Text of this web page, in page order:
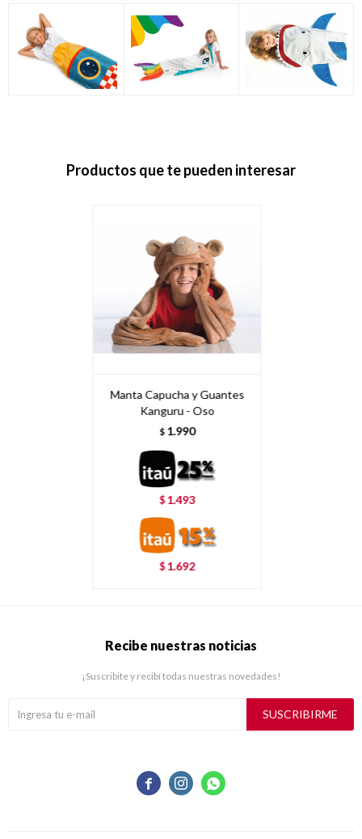
Productos que te pueden interesar
Manta Capucha y Guantes
Kanguru - Oso
$ 1.990
$ 1.493
$ 1.692
  
Recibe nuestras noticias
¡Suscribite y recibí todas nuestras novedades!
SUSCRIBIRME